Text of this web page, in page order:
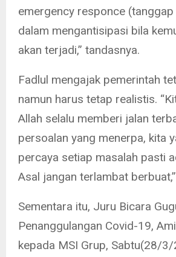
emergency responce
dalam mengantisipasi bila
akan terjadi,” tandasnya.
Fadlul mengajak pemerintah
namun harus tetap realistis.
Allah selalu memberi jalan
persoalan yang menerpa, kita
percaya setiap masalah pasti
Asal jangan terlambat
Sementara itu, Juru Bicara
Penanggulangan Covid-19,
kepada MSI Grup, Sabtu(28/